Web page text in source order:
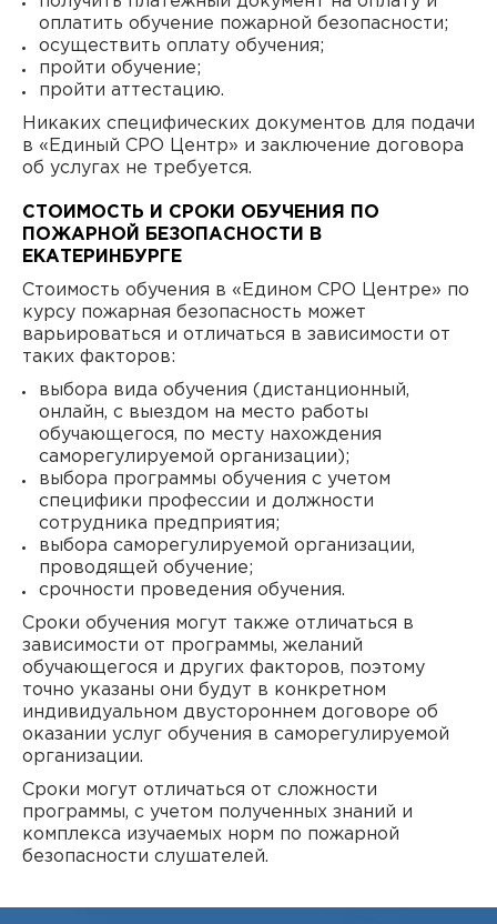
оплатить обучение пожарной безопасности;
осуществить оплату обучения;
пройти обучение;
пройти аттестацию.
Никаких специфических документов для подачи
в «Единый СРО Центр» и заключение договора
об услугах не требуется.
СТОИМОСТЬ И СРОКИ ОБУЧЕНИЯ ПО
ПОЖАРНОЙ БЕЗОПАСНОСТИ В
ЕКАТЕРИНБУРГЕ
Стоимость обучения в «Едином СРО Центре» по
курсу пожарная безопасность может
варьироваться и отличаться в зависимости от
таких факторов:
выбора вида обучения (дистанционный,
онлайн, с выездом на место работы
обучающегося, по месту нахождения
саморегулируемой организации);
выбора программы обучения с учетом
специфики профессии и должности
сотрудника предприятия;
выбора саморегулируемой организации,
проводящей обучение;
срочности проведения обучения.
Сроки обучения могут также отличаться в
зависимости от программы, желаний
обучающегося и других факторов, поэтому
точно указаны они будут в конкретном
индивидуальном двустороннем договоре об
оказании услуг обучения в саморегулируемой
организации.
Сроки могут отличаться от сложности
программы, с учетом полученных знаний и
комплекса изучаемых норм по пожарной
безопасности слушателей.